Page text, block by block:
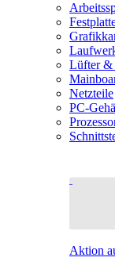
Lüfter &
Netzteile
PC-
Aktion